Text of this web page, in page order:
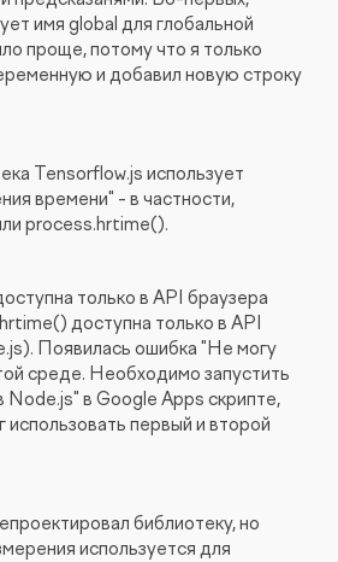
имя global для глобальной
проще, потому что я только
и добавил новую строку
Tensorflow.js использует
времени" - в частности,
process.hrtime().
только в API браузера
доступна только в API
Появилась ошибка "Не могу
среде. Необходимо запустить
Node.js" в Google Apps скрипте,
использовать первый и второй
библиотеку, но
используется для